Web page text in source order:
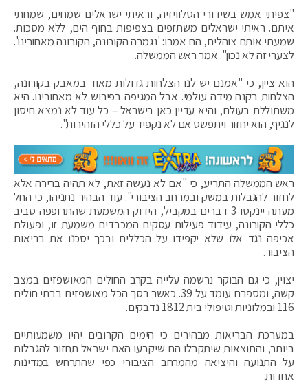
"צפיתי אמש בשידורי הטלוויזיה, וראיתי ישראלים שמחים, שמחתי
איתם. ראיתי ישראלים משתזפים בצפיפות בחוף הים, ללא מסכות.
שמעתי אותם צוהלים, הם אמרו: 'נגמרה הקורונה, הקורונה מאחורינו'.
לצערי זה לא נכון". אמר ראש הממשלה.
הוא ציין, כי "אמנם יש לנו הצלחות גדולות מאוד במאבק בקורונה,
הצלחות בקנה מידה עולמי. אבל המגיפה בפירוש לא מאחורינו. היא
משתוללת בעולם, והיא עדיין כאן בישראל – כל עוד לא נמצא חיסון
לנגיף, הוא יחזור ויתפשט אם לא נקפיד על כללי הזהירות".
ראש הממשלה התריע, כי "אם לא נעשה זאת, לא תהיה ברירה אלא
לחזור להגבלות במשק ובמרחב הציבורי". עוד הבהיר נתניהו, כי החל
מעתה יינקטו 3 דברים במקביל, הידוק המשמעת שהתרופפה סביב
כללי הקורונה, עידוד פעילות עסקים המכבדים משמעת זו, ופעולת
אכיפה נגד אלו שלא יקפידו על הכללים ובכך יסכנו את בריאות
הציבור.
יצוין, כי גם הבוקר נרשמה עלייה בקרב החולים המאושפזים במצב
קשה, ומספרם עומד על 39. כאשר בסך הכל מאושפזים בבתי חולים
116 ובמלוניות וטיפולי בית 1812 נדבקים.
במערכת הבריאות מבהירים כי הימים הקרובים יהיו משמעותיים
ביותר, והתוצאות שיתקבלו הם שיקבעו האם ישראל תחזור להגבלות
על התנועה והיציאה מהמרחב הציבורי כפי שהתרחש במדינות
אחדות.